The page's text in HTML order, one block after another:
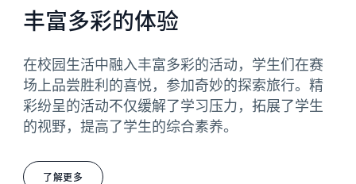
丰富多彩的体验
在校园生活中融入丰富多彩的活动，学生们在赛
场上品尝胜利的喜悦，参加奇妙的探索旅行。精
彩纷呈的活动不仅缓解了学习压力，拓展了学生
的视野，提高了学生的综合素养。
了解更多